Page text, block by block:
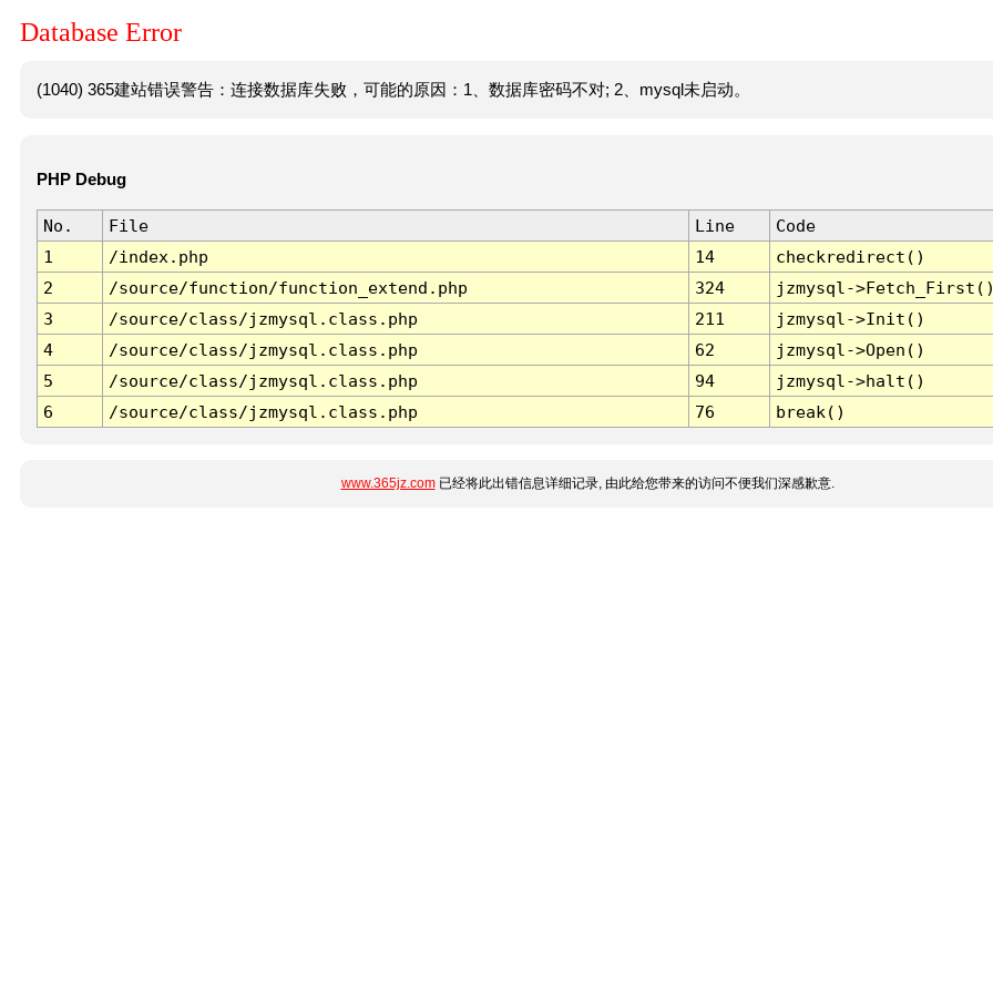
Database Error
(1040) 365建站错误警告：连接数据库失败，可能的原因：1、数据库密码不对; 2、mysql未启动。
PHP Debug
No. File Line
Code
1
/index.php 14
checkredirect()
2
/source/function/function_extend.php 324
jzmysql-
3
/source/class/jzmysql.class.php 211
jzmysql->Init()
4
/source/class/jzmysql.class.php 62
jzmysql->Open()
5
/source/class/jzmysql.class.php 94
jzmysql->halt()
6
/source/class/jzmysql.class.php 76 break()
www.365jz.com已经将此出错信息详细记录, 由此给您带来的访问不便我们深感歉意.